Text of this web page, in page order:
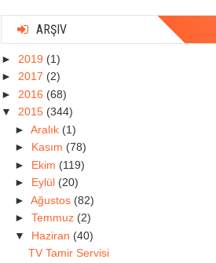
ARŞIV
► 2019 (1)
► 2017 (2)
► 2016 (68)
▼ 2015 (344)
► Aralık (1)
► Kasım (78)
► Ekim (119)
► Eylül (20)
► Ağustos (82)
► Temmuz (2)
▼ Haziran (40)
TV Tamir Servisi